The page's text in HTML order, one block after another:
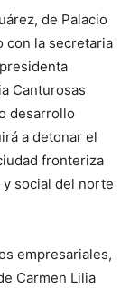
de Palacio
con la secretaria
Canturosas
desarrollo
a detonar el
fronteriza
social del norte
empresariales,
Carmen Lilia